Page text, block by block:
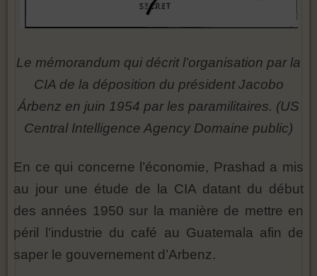
Le mémorandum qui décrit l’organisation par la
CIA de la déposition du président Jacobo
Árbenz en juin 1954 par les paramilitaires. (US
Central Intelligence Agency Domaine public)
En ce qui concerne l’économie, Prashad a mis
au jour une étude de la CIA datant du début
des années 1950 sur la manière de mettre en
péril l’industrie du café au Guatemala afin de
saper le gouvernement d’Arbenz.